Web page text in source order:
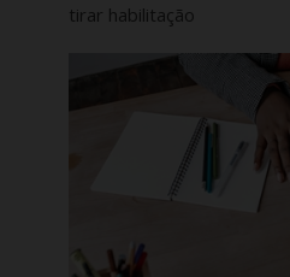
tirar habilitação